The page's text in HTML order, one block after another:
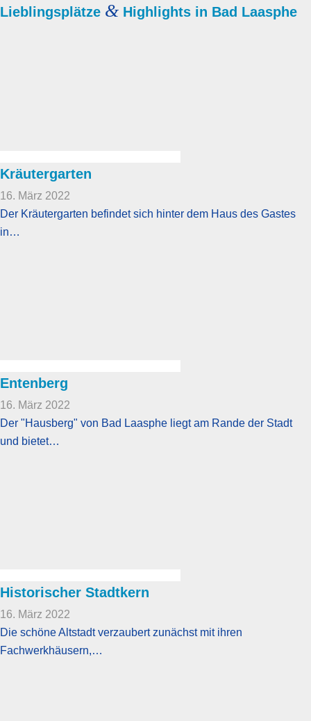
Lieblingsplätze & Highlights in Bad Laasphe
Kräutergarten
16. März 2022
Der Kräutergarten befindet sich hinter dem Haus des Gastes
in…
Entenberg
16. März 2022
Der "Hausberg" von Bad Laasphe liegt am Rande der Stadt
und bietet…
Historischer Stadtkern
16. März 2022
Die schöne Altstadt verzaubert zunächst mit ihren
Fachwerkhäusern,…